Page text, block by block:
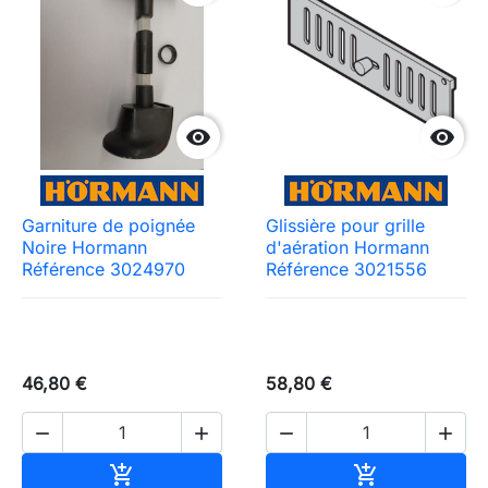

Garniture de poignée
Noire Hormann
Référence 3024970
46,80 €
 


Glissière pour grille
d'aération Hormann
Référence 3021556
58,80 €
 
